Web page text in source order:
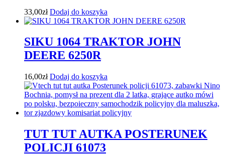
33,00zł Dodaj do koszyka
SIKU 1064 TRAKTOR JOHN
DEERE 6250R
16,00zł Dodaj do koszyka
TUT TUT AUTKA POSTERUNEK
POLICJI 61073